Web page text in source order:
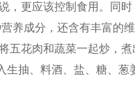
更应该控制食用。同
养成分，还含有丰富的
花肉和蔬菜一起炒，
抽、料酒、盐、糖、